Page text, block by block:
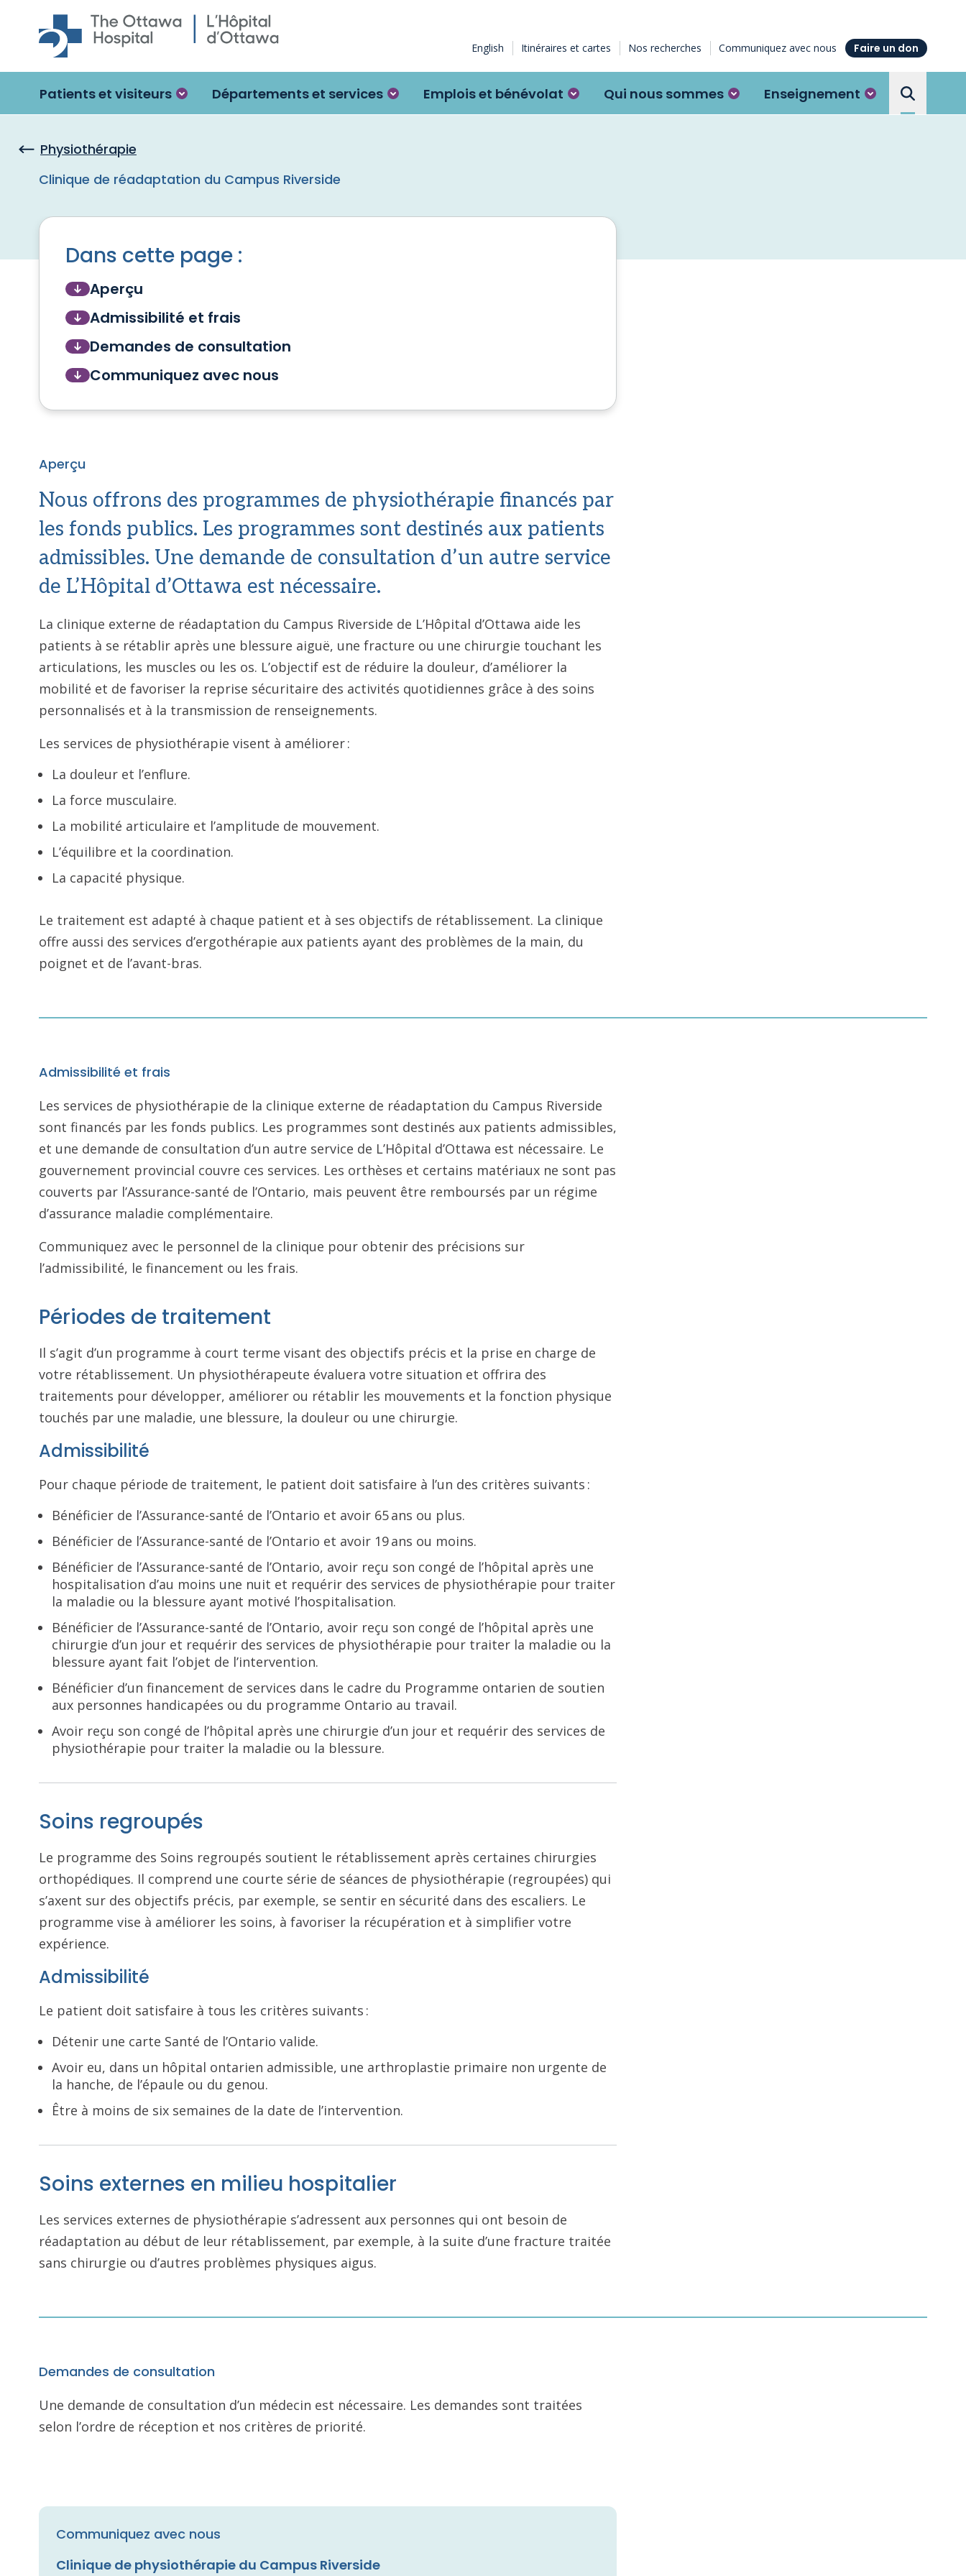
Skip to main content
English Itinéraires et cartes Nos recherches Communiquez avec nous Faire un don
Patients et visiteurs Départements et services Emplois et bénévolat Qui nous sommes Enseignement
Search
Physiothérapie
Clinique de réadaptation du Campus Riverside
Dans cette page :
Aperçu
Admissibilité et frais
Demandes de consultation
Communiquez avec nous
Aperçu
Nous offrons des programmes de physiothérapie financés par
les fonds publics. Les programmes sont destinés aux patients
admissibles. Une demande de consultation d’un autre service
de L’Hôpital d’Ottawa est nécessaire.
La clinique externe de réadaptation du Campus Riverside de L’Hôpital d’Ottawa aide les
patients à se rétablir après une blessure aiguë, une fracture ou une chirurgie touchant les
articulations, les muscles ou les os. L’objectif est de réduire la douleur, d’améliorer la
mobilité et de favoriser la reprise sécuritaire des activités quotidiennes grâce à des soins
personnalisés et à la transmission de renseignements.
Les services de physiothérapie visent à améliorer :
La douleur et l’enflure.
La force musculaire.
La mobilité articulaire et l’amplitude de mouvement.
L’équilibre et la coordination.
La capacité physique.
Le traitement est adapté à chaque patient et à ses objectifs de rétablissement. La clinique
offre aussi des services d’ergothérapie aux patients ayant des problèmes de la main, du
poignet et de l’avant-bras.
Admissibilité et frais
Les services de physiothérapie de la clinique externe de réadaptation du Campus Riverside
sont financés par les fonds publics. Les programmes sont destinés aux patients admissibles,
et une demande de consultation d’un autre service de L’Hôpital d’Ottawa est nécessaire. Le
gouvernement provincial couvre ces services. Les orthèses et certains matériaux ne sont pas
couverts par l’Assurance-santé de l’Ontario, mais peuvent être remboursés par un régime
d’assurance maladie complémentaire.
Communiquez avec le personnel de la clinique pour obtenir des précisions sur
l’admissibilité, le financement ou les frais.
Périodes de traitement
Il s’agit d’un programme à court terme visant des objectifs précis et la prise en charge de
votre rétablissement. Un physiothérapeute évaluera votre situation et offrira des
traitements pour développer, améliorer ou rétablir les mouvements et la fonction physique
touchés par une maladie, une blessure, la douleur ou une chirurgie.
Admissibilité
Pour chaque période de traitement, le patient doit satisfaire à l’un des critères suivants :
Bénéficier de l’Assurance-santé de l’Ontario et avoir 65 ans ou plus.
Bénéficier de l’Assurance-santé de l’Ontario et avoir 19 ans ou moins.
Bénéficier de l’Assurance-santé de l’Ontario, avoir reçu son congé de l’hôpital après une
hospitalisation d’au moins une nuit et requérir des services de physiothérapie pour traiter
la maladie ou la blessure ayant motivé l’hospitalisation.
Bénéficier de l’Assurance-santé de l’Ontario, avoir reçu son congé de l’hôpital après une
chirurgie d’un jour et requérir des services de physiothérapie pour traiter la maladie ou la
blessure ayant fait l’objet de l’intervention.
Bénéficier d’un financement de services dans le cadre du Programme ontarien de soutien
aux personnes handicapées ou du programme Ontario au travail.
Avoir reçu son congé de l’hôpital après une chirurgie d’un jour et requérir des services de
physiothérapie pour traiter la maladie ou la blessure.
Soins regroupés
Le programme des Soins regroupés soutient le rétablissement après certaines chirurgies
orthopédiques. Il comprend une courte série de séances de physiothérapie (regroupées) qui
s’axent sur des objectifs précis, par exemple, se sentir en sécurité dans des escaliers. Le
programme vise à améliorer les soins, à favoriser la récupération et à simplifier votre
expérience.
Admissibilité
Le patient doit satisfaire à tous les critères suivants :
Détenir une carte Santé de l’Ontario valide.
Avoir eu, dans un hôpital ontarien admissible, une arthroplastie primaire non urgente de
la hanche, de l’épaule ou du genou.
Être à moins de six semaines de la date de l’intervention.
Soins externes en milieu hospitalier
Les services externes de physiothérapie s’adressent aux personnes qui ont besoin de
réadaptation au début de leur rétablissement, par exemple, à la suite d’une fracture traitée
sans chirurgie ou d’autres problèmes physiques aigus.
Demandes de consultation
Une demande de consultation d’un médecin est nécessaire. Les demandes sont traitées
selon l’ordre de réception et nos critères de priorité.
Communiquez avec nous
Clinique de physiothérapie du Campus Riverside